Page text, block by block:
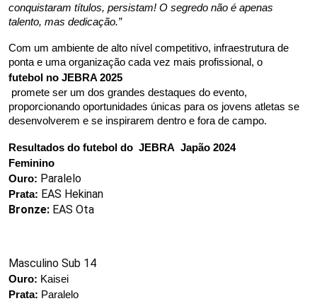
conquistaram títulos, persistam! O segredo não é apenas
talento, mas dedicação.”
Com um ambiente de alto nível competitivo, infraestrutura de
ponta e uma organização cada vez mais profissional, o
futebol no JEBRA 2025
proporcionando oportunidades únicas para os jovens atletas se
desenvolverem e se inspirarem dentro e fora de campo.
Resultados do futebol do  JEBRA  Japão 2024
Feminino
Ouro: Paralelo
Prata: EAS Hekinan
Bronze: EAS Ota
Masculino Sub 14
Ouro: Kaisei
Prata: Paralelo